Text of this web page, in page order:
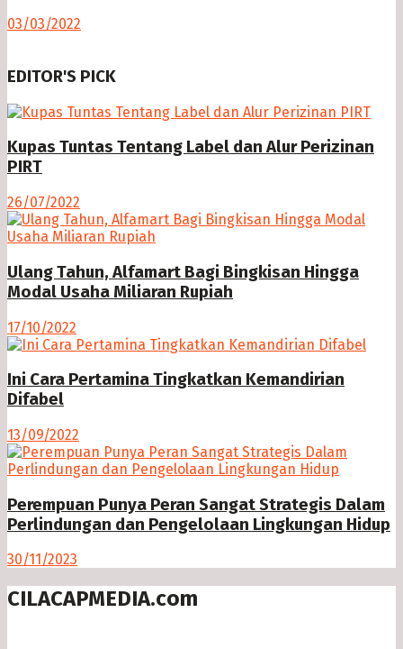
03/03/2022
EDITOR'S PICK
Kupas Tuntas Tentang Label dan Alur Perizinan
PIRT
26/07/2022
Ulang Tahun, Alfamart Bagi Bingkisan Hingga
Modal Usaha Miliaran Rupiah
17/10/2022
Ini Cara Pertamina Tingkatkan Kemandirian
Difabel
13/09/2022
Perempuan Punya Peran Sangat Strategis Dalam
Perlindungan dan Pengelolaan Lingkungan Hidup
30/11/2023
CILACAPMEDIA.com